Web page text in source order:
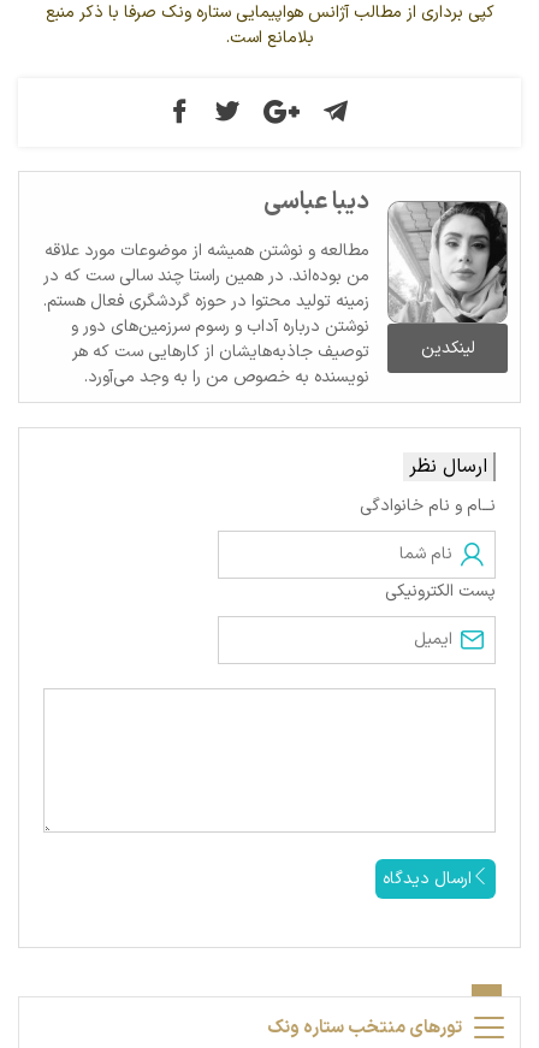
کپی برداری از مطالب آژانس هواپیمایی ستاره ونک صرفا با ذکر منبع
بلامانع است.
لینکدین
دیبا عباسی
مطالعه و نوشتن همیشه از موضوعات مورد علاقه
من بوده‌اند. در همین راستا چند سالی ست که در
زمینه تولید محتوا در حوزه گردشگری فعال هستم.
نوشتن درباره آداب و رسوم سرزمین‌های دور و
توصیف جاذبه‌هایشان از کارهایی ست که هر
نویسنده به خصوص من را به وجد می‌آورد.
ارسال نظر
نــام و نام خانوادگی
پست الکترونیکی
ارسال دیدگاه
تورهای منتخب ستاره ونک